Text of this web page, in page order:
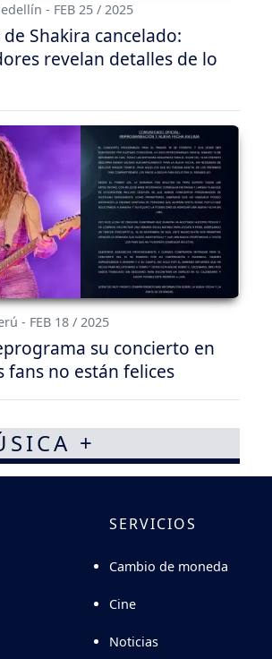
- FEB 25 / 2025
Shakira cancelado:
revelan detalles de lo
- FEB 18 / 2025
su concierto en
fans no están felices
+
SERVICIOS
Cambio de moneda
Cine
Noticias